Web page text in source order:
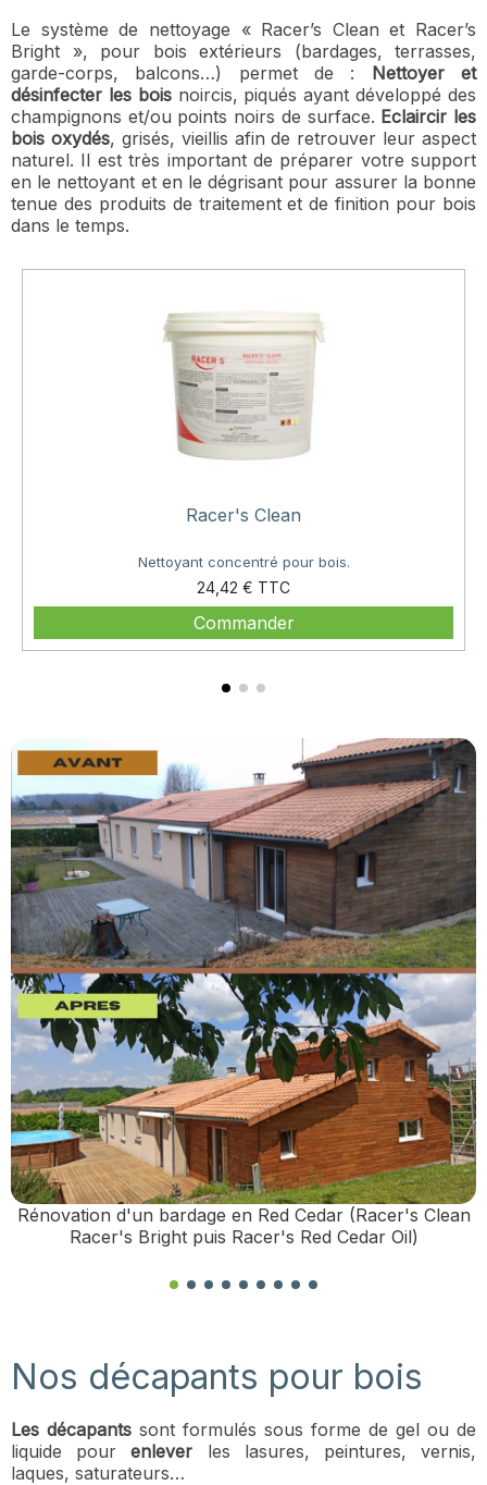
Le système de nettoyage « Racer’s Clean et Racer’s
Bright », pour bois extérieurs (bardages, terrasses,
garde-corps, balcons…) permet de : Nettoyer et
désinfecter les boisnoircis, piqués ayant développé des
champignons et/ou points noirs de surface. Eclaircir les
bois oxydés, grisés, vieillis afin de retrouver leur aspect
naturel. Il est très important de préparer votre support
en le nettoyant et en le dégrisant pour assurer la bonne
tenue des produits de traitement et de finition pour bois
dans le temps.
Racer's Clean
Nettoyant concentré pour bois.
24,42 €
Prix
Commander
Rénovation d'un bardage en Red Cedar (Racer's Clean
Racer's Bright puis Racer's Red Cedar Oil)
Nos décapants pour bois
Les décapants sont formulés sous forme de gel ou de
liquide pourenlever les lasures, peintures, vernis,
laques, saturateurs…